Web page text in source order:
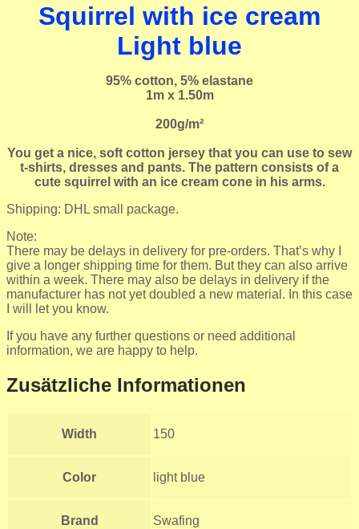
Squirrel with ice cream
Light blue
95% cotton, 5% elastane
1m x 1.50m
200g/m²
You get a nice, soft cotton jersey that you can use to sew
t-shirts, dresses and pants. The pattern consists of a
cute squirrel with an ice cream cone in his arms.
Shipping: DHL small package.
Note:
There may be delays in delivery for pre-orders. That’s why I
give a longer shipping time for them. But they can also arrive
within a week. There may also be delays in delivery if the
manufacturer has not yet doubled a new material. In this case
I will let you know.
If you have any further questions or need additional
information, we are happy to help.
Zusätzliche Informationen
Width 150
Color light blue
Brand Swafing